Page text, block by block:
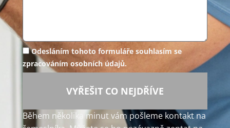
Odesláním tohoto formuláře souhlasím se
zpracováním osobních údajů.
VYŘEŠIT CO NEJDŘÍVE
Během několika minut vám pošleme kontakt na